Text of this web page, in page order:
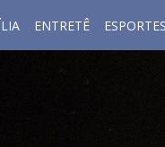
ENTRETÊ ESPORTES